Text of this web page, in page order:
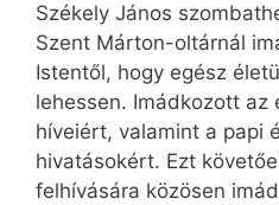
Székely János
Szent Márton-oltárnál
Istentől, hogy egész
lehessen. Imádkozott az
híveiért, valamint a papi
hivatásokért. Ezt
felhívására közösen